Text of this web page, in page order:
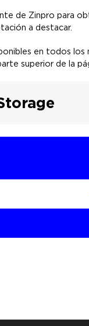
de Zinpro para
a destacar.
en todos
superior de la